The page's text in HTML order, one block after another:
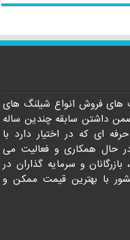
های فروش انواع شیلنگ های
داشتن سابقه چندین ساله
ای که در اختیار دارد با
حال همکاری و فعالیت می
و سرمایه گذاران در
با بهترین قیمت ممکن و
09121161360